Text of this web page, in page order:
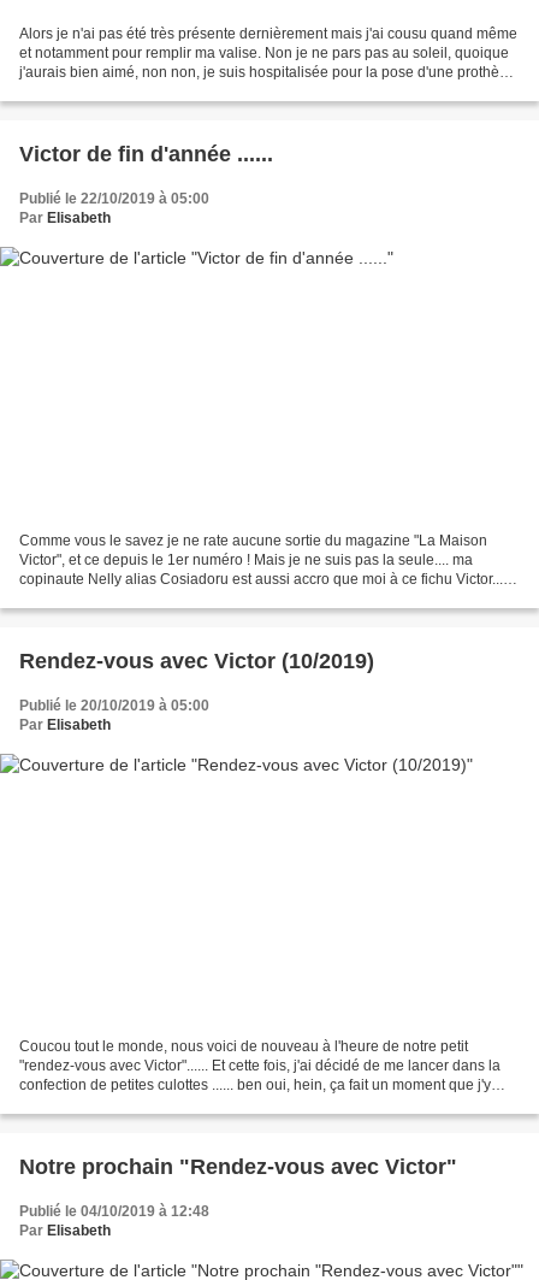
Alors je n'ai pas été très présente dernièrement mais j'ai cousu quand même
et notamment pour remplir ma valise. Non je ne pars pas au soleil, quoique
j'aurais bien aimé, non non, je suis hospitalisée pour la pose d'une prothèse
Victor de fin d'année ......
Publié le 22/10/2019 à 05:00
Par Elisabeth
Comme vous le savez je ne rate aucune sortie du magazine "La Maison
Victor", et ce depuis le 1er numéro ! Mais je ne suis pas la seule.... ma
copinaute Nelly alias Cosiadoru est aussi accro que moi à ce fichu Victor...lol
Rendez-vous avec Victor (10/2019)
Publié le 20/10/2019 à 05:00
Par Elisabeth
Coucou tout le monde, nous voici de nouveau à l'heure de notre petit
"rendez-vous avec Victor"...... Et cette fois, j'ai décidé de me lancer dans la
confection de petites culottes ...... ben oui, hein, ça fait un moment que j'y
Notre prochain "Rendez-vous avec Victor"
Publié le 04/10/2019 à 12:48
Par Elisabeth